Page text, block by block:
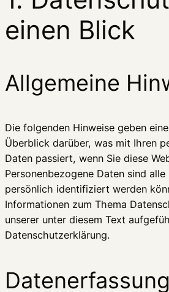
einen Blick
Allgemeine
Die folgenden Hinweise geben
Überblick darüber, was mit Ihren
Daten passiert, wenn Sie diese
Personenbezogene Daten sind
persönlich identifiziert werden
Informationen zum Thema
unserer unter diesem Text
Datenschutzerklärung.